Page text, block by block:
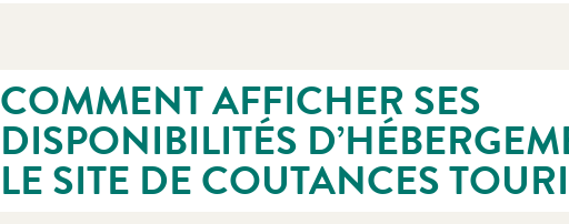
COMMENT AFFICHER SES
DISPONIBILITÉS
LE SITE DE COUTANCES